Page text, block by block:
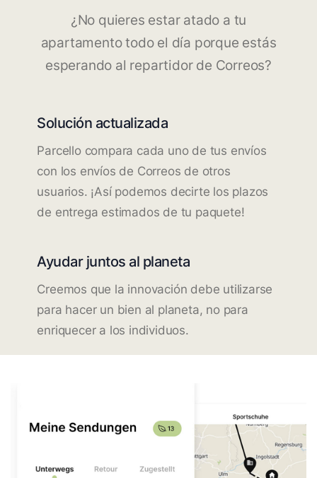
¿No quieres estar atado a tu
apartamento todo el día porque estás
esperando al repartidor de Correos?
Solución actualizada
Parcello compara cada uno de tus envíos
con los envíos de Correos de otros
usuarios. ¡Así podemos decirte los plazos
de entrega estimados de tu paquete!
Ayudar juntos al planeta
Creemos que la innovación debe utilizarse
para hacer un bien al planeta, no para
enriquecer a los individuos.